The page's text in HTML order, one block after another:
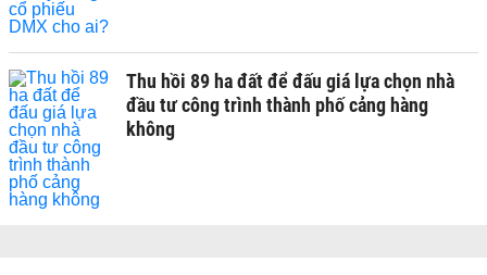
Thu hồi 89 ha đất để đấu giá lựa chọn nhà
đầu tư công trình thành phố cảng hàng
không